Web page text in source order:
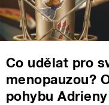
Co udělat pro
menopauzou?
pohybu